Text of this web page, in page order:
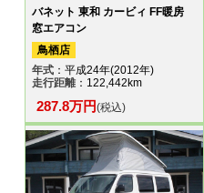
バネット 東和 カービィ FF暖房
窓エアコン
鳥栖店
年式 ：平成24年(2012年)
走行距離：122,442km
287.8万円(税込)